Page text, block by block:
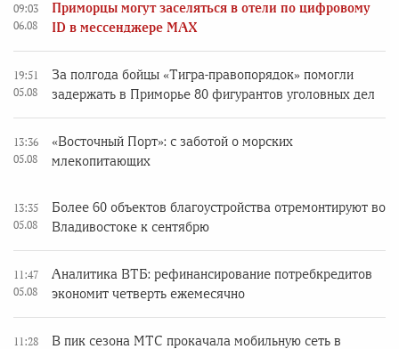
09:03
06.08
Приморцы могут заселяться в отели по цифровому
ID в мессенджере MAX
19:51
05.08
За полгода бойцы «Тигра-правопорядок» помогли
задержать в Приморье 80 фигурантов уголовных дел
13:36
05.08
«Восточный Порт»: с заботой о морских
млекопитающих
13:35
05.08
Более 60 объектов благоустройства отремонтируют во
Владивостоке к сентябрю
11:47
05.08
Аналитика ВТБ: рефинансирование потребкредитов
экономит четверть ежемесячно
11:28
В пик сезона МТС прокачала мобильную сеть в